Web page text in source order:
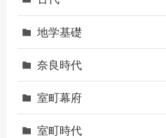
地学基礎
奈良時代
室町幕府
室町時代